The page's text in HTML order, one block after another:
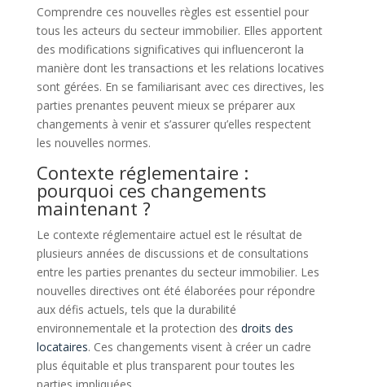
Comprendre ces nouvelles règles est essentiel pour
tous les acteurs du secteur immobilier. Elles apportent
des modifications significatives qui influenceront la
manière dont les transactions et les relations locatives
sont gérées. En se familiarisant avec ces directives, les
parties prenantes peuvent mieux se préparer aux
changements à venir et s’assurer qu’elles respectent
les nouvelles normes.
Contexte réglementaire :
pourquoi ces changements
maintenant ?
Le contexte réglementaire actuel est le résultat de
plusieurs années de discussions et de consultations
entre les parties prenantes du secteur immobilier. Les
nouvelles directives ont été élaborées pour répondre
aux défis actuels, tels que la durabilité
environnementale et la protection des droits des
locataires. Ces changements visent à créer un cadre
plus équitable et plus transparent pour toutes les
parties impliquées.